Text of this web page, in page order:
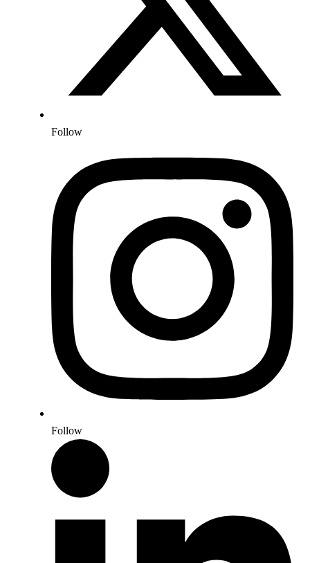
Follow
Follow